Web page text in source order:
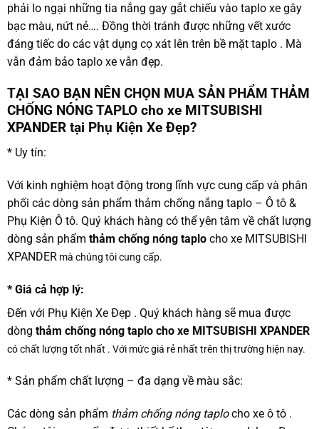
phải lo ngại những tia nắng gay gắt chiếu vào taplo xe gây
bạc màu, nứt nẻ…. Đồng thời tránh được những vết xước
đáng tiếc do các vật dụng cọ xát lên trên bề mặt taplo . Mà
vẫn đảm bảo taplo xe vẫn đẹp.
TẠI SAO BẠN NÊN CHỌN MUA SẢN PHẨM THẢM
CHỐNG NÓNG TAPLO cho xe MITSUBISHI
XPANDER tại Phụ Kiện Xe Đẹp?
* Uy tín:
Với kinh nghiệm hoạt động trong lĩnh vực cung cấp và phân
phối các dòng sản phẩm thảm chống nắng taplo – Ô tô &
Phụ Kiện Ô tô. Quý khách hàng có thể yên tâm về chất lượng
dòng sản phẩm thảm chống nóng taplocho xe MITSUBISHI
XPANDERmà chúng tôi cung cấp.
* Giá cả hợp lý:
Đến với Phụ Kiện Xe Đẹp . Quý khách hàng sẽ mua được
dòng thảm chống nóng taplo cho xe MITSUBISHI XPANDER
có chất lượng tốt nhất . Với mức giá rẻ nhất trên thị trường hiện nay.
* Sản phẩm chất lượng – đa dạng về màu sắc:
Các dòng sản phẩm thảm chống nóng taplocho xe ô tô .